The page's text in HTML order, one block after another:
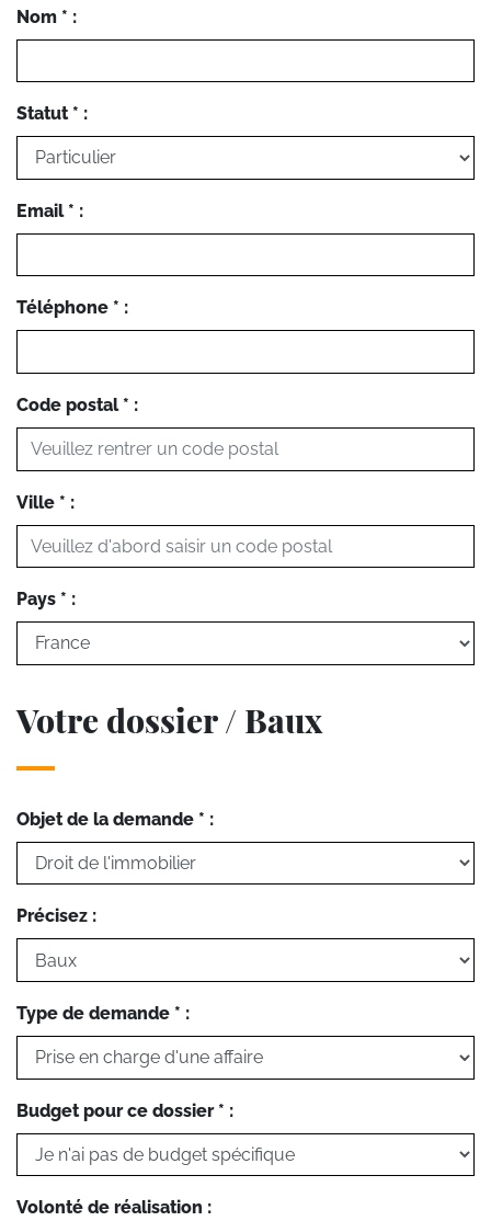
Nom * :
Statut * :
Email * :
Téléphone * :
Code postal * :
Ville * :
Pays * :
Votre dossier / Baux
Objet de la demande * :
Précisez :
Type de demande * :
Budget pour ce dossier * :
Volonté de réalisation :